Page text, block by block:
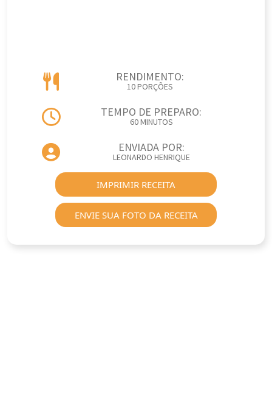
RENDIMENTO:
10 PORÇÕES
TEMPO DE PREPARO:
60 MINUTOS
ENVIADA POR:
LEONARDO HENRIQUE
IMPRIMIR RECEITA
ENVIE SUA FOTO DA RECEITA